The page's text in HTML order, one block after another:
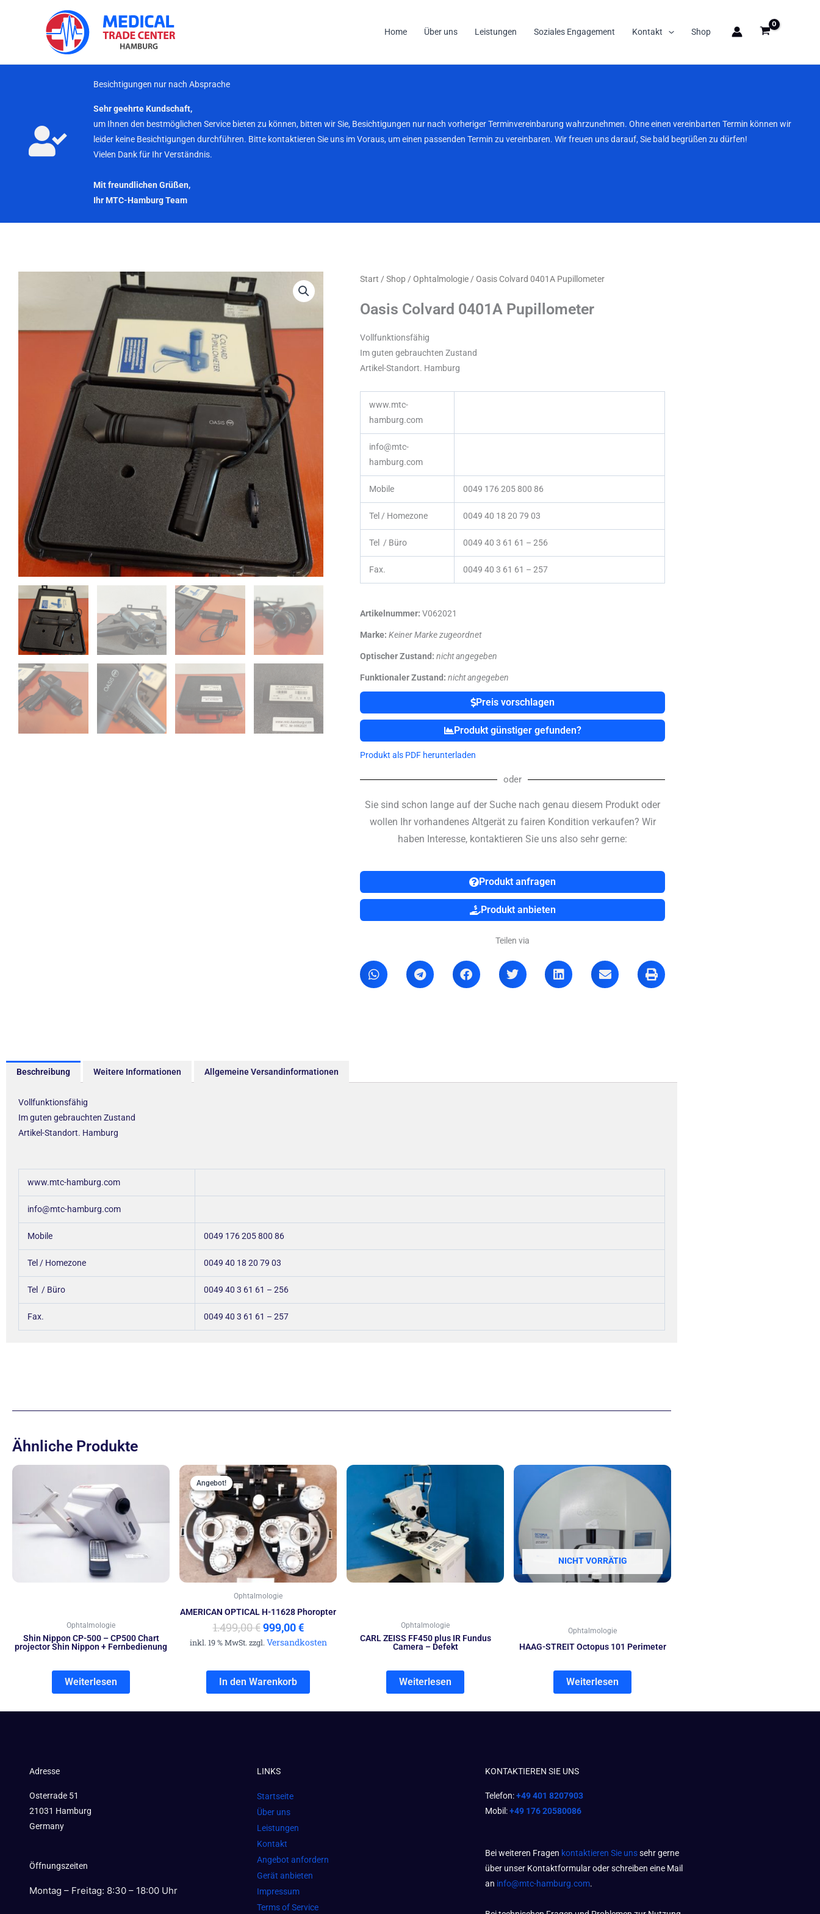
Home Über uns Leistungen Soziales Engagement Kontakt Shop
Besichtigungen nur nach Absprache
Sehr geehrte Kundschaft,
um Ihnen den bestmöglichen Service bieten zu können, bitten wir Sie, Besichtigungen nur nach vorheriger Terminvereinbarung wahrzunehmen. Ohne einen vereinbarten Termin können wir
leider keine Besichtigungen durchführen. Bitte kontaktieren Sie uns im Voraus, um einen passenden Termin zu vereinbaren. Wir freuen uns darauf, Sie bald begrüßen zu dürfen!
Vielen Dank für Ihr Verständnis.
Mit freundlichen Grüßen,
Ihr MTC-Hamburg Team
Start / Shop / Ophtalmologie / Oasis Colvard 0401A Pupillometer
Oasis Colvard 0401A Pupillometer
Vollfunktionsfähig
Im guten gebrauchten Zustand
Artikel-Standort. Hamburg
www.mtc-
hamburg.com
info@mtc-
hamburg.com
Mobile 0049 176 205 800 86
Tel / Homezone 0049 40 18 20 79 03
Tel / Büro 0049 40 3 61 61 – 256
Fax. 0049 40 3 61 61 – 257
Artikelnummer: V062021
Marke: Keiner Marke zugeordnet
Optischer Zustand: nicht angegeben
Funktionaler Zustand: nicht angegeben
Preis vorschlagen
Produkt günstiger gefunden?
Produkt als PDF herunterladen
oder
Sie sind schon lange auf der Suche nach genau diesem Produkt oder
wollen Ihr vorhandenes Altgerät zu fairen Kondition verkaufen? Wir
haben Interesse, kontaktieren Sie uns also sehr gerne:
Produkt anfragen
Produkt anbieten
Teilen via
Beschreibung Weitere Informationen Allgemeine Versandinformationen
Vollfunktionsfähig
Im guten gebrauchten Zustand
Artikel-Standort. Hamburg
www.mtc-hamburg.com
info@mtc-hamburg.com
Mobile 0049 176 205 800 86
Tel / Homezone 0049 40 18 20 79 03
Tel / Büro 0049 40 3 61 61 – 256
Fax. 0049 40 3 61 61 – 257
Ähnliche Produkte
Ophtalmologie
Shin Nippon CP-500 – CP500 Chart
projector Shin Nippon + Fernbedienung
Weiterlesen
Angebot!
Angebot!
Ophtalmologie
AMERICAN OPTICAL H-11628 Phoropter
1.499,00€
Ursprünglicher
Preis
war:
1.499,00 €
999,00€
Aktueller
Preis
ist:
999,00 €.
inkl. 19 % MwSt. zzgl. Versandkosten
In den Warenkorb
Ophtalmologie
CARL ZEISS FF450 plus IR Fundus
Camera – Defekt
Weiterlesen
NICHT VORRÄTIG
Ophtalmologie
HAAG-STREIT Octopus 101 Perimeter
Weiterlesen
Adresse
Osterrade 51
21031 Hamburg
Germany
Öffnungszeiten
Montag – Freitag: 8:30 – 18:00 Uhr
LINKS
Startseite
Über uns
Leistungen
Kontakt
Angebot anfordern
Gerät anbieten
Impressum
Terms of Service
KONTAKTIEREN SIE UNS
Telefon:+49 401 8207903
Mobil:+49 176 20580086
Bei weiteren Fragen kontaktieren Sie unssehr gerne
über unser Kontaktformular oder schreiben eine Mail
an info@mtc-hamburg.com.